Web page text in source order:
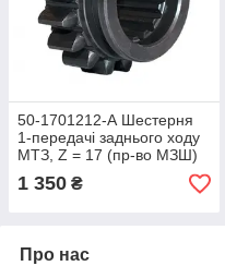
50-1701212-А Шестерня
1-передачі заднього ходу
МТЗ, Z = 17 (пр-во МЗШ)
1 350 ₴
Про нас